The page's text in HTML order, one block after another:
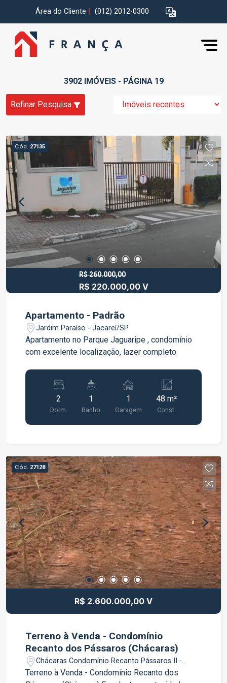
Área do Cliente (012) 2012-0300
3902 IMÓVEIS - PÁGINA 19
Refinar Pesquisa
Cód. 27135
R$ 260.000,00
R$ 220.000,00 V
Apartamento - Padrão
Jardim Paraíso - Jacareí/SP
Apartamento no Parque Jaguaripe , condomínio
com excelente localização, lazer completo
2
Dorm.
1
Banho
1
Garagem
48 m²
Const.
Cód. 27128
R$ 2.600.000,00 V
Terreno à Venda - Condomínio
Recanto dos Pássaros (Chácaras)
Chácaras Condomínio Recanto Pássaros II -
Jacareí/SP
Terreno à Venda - Condomínio Recanto dos